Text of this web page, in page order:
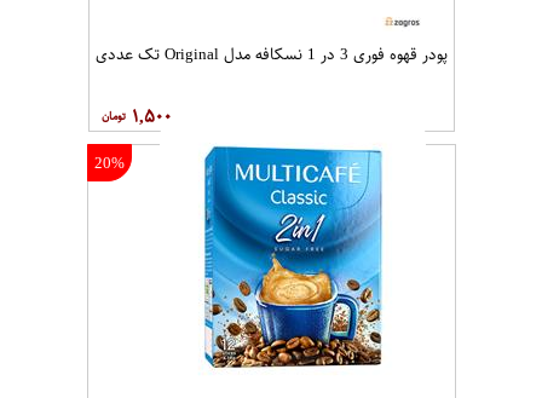
پودر قهوه فوری 3 در 1 نسکافه مدل Original تک عددی
۱,۵۰۰
20%